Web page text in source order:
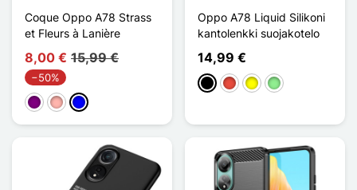
Coque Oppo A78 Strass
et Fleurs à Lanière
8,00 € 15,99 €
−50%
VioletOr RoseSininen
Oppo A78 Liquid Silikoni
kantolenkki suojakotelo
14,99 €
MustaPunainen
KeltainenVert clair